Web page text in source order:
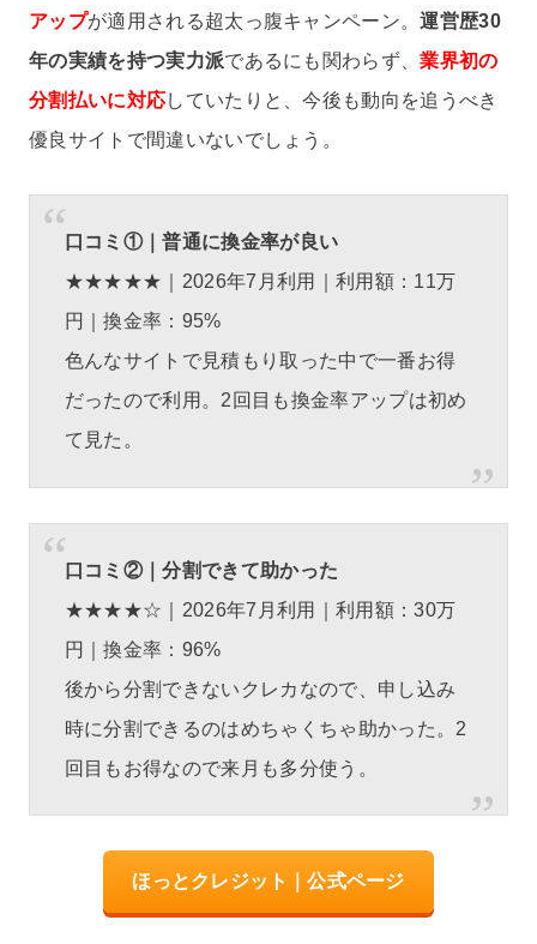
アップが適用される超太っ腹キャンペーン。運営歴30
年の実績を持つ実力派であるにも関わらず、業界初の
分割払いに対応していたりと、今後も動向を追うべき
優良サイトで間違いないでしょう。
口コミ①｜普通に換金率が良い
★★★★★｜2026年7月利用｜利用額：11万
円｜換金率：95%
色んなサイトで見積もり取った中で一番お得
だったので利用。2回目も換金率アップは初め
て見た。
口コミ②｜分割できて助かった
★★★★☆｜2026年7月利用｜利用額：30万
円｜換金率：96%
後から分割できないクレカなので、申し込み
時に分割できるのはめちゃくちゃ助かった。2
回目もお得なので来月も多分使う。
ほっとクレジット｜公式ページ